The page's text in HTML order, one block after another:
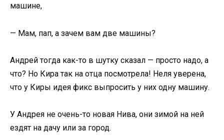
машине,
— Мам, пап, а зачем вам две машины?
Андрей тогда как-то в шутку сказал — просто надо, а
что? Но Кира так на отца посмотрела! Неля уверена,
что у Киры идея фикс выпросить у них одну машину.
У Андрея не очень-то новая Нива, они зимой на ней
ездят на дачу или за город.